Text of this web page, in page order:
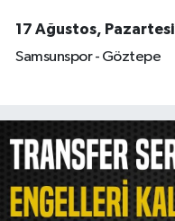
17 Ağustos, Pazartesi
Samsunspor - Göztepe